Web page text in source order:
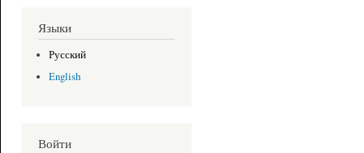
Языки
Русский
English
Войти